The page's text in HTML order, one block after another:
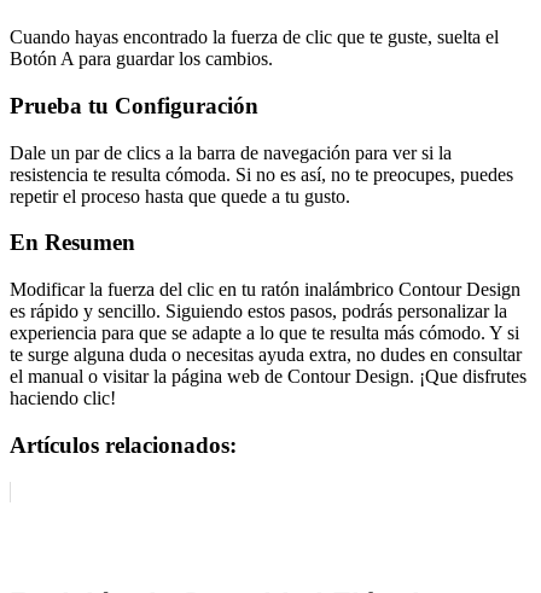
Cuando hayas encontrado la fuerza de clic que te guste, suelta el
Botón A para guardar los cambios.
Prueba tu Configuración
Dale un par de clics a la barra de navegación para ver si la
resistencia te resulta cómoda. Si no es así, no te preocupes, puedes
repetir el proceso hasta que quede a tu gusto.
En Resumen
Modificar la fuerza del clic en tu ratón inalámbrico Contour Design
es rápido y sencillo. Siguiendo estos pasos, podrás personalizar la
experiencia para que se adapte a lo que te resulta más cómodo. Y si
te surge alguna duda o necesitas ayuda extra, no dudes en consultar
el manual o visitar la página web de Contour Design. ¡Que disfrutes
haciendo clic!
Artículos relacionados: